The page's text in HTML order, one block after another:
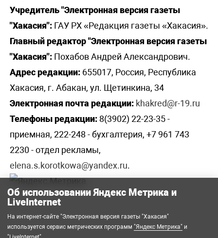
Учредитель "Электронная версия газеты
"Хакасия": ГАУ РХ «Редакция газеты «Хакасия».
Главный редактор "Электронная версия газеты
"Хакасия": Похабов Андрей Александрович.
Адрес редакции: 655017, Россия, Республика
Хакасия, г. Абакан, ул. Щетинкина, 34
Электронная почта редакции: khakred@r-19.ru
Телефоны редакции: 8(3902) 22-23-35 -
приемная, 222-248 - бухгалтерия, +7 961 743
2230 - отдел рекламы,
elena.s.korotkowa@yandex.ru.
Об использовании Яндекс Метрика и
LiveInternet
На интернет-сайте "Электронная версия газеты "Хакасия"
используется сервис метрических программ "Яндекс Метрика" и